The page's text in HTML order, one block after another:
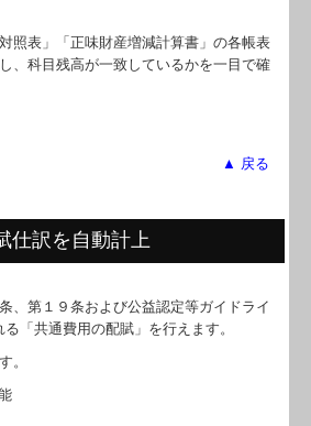
照表」「正味財産増減計算書」の各帳表
、科目残高が一致しているかを一目で確
▲ 戻る
仕訳を自動計上
、第１９条および公益認定等ガイドライ
「共通費用の配賦」を行えます。
。